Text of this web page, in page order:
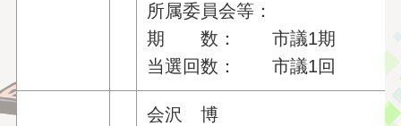
所属委員会等：
期 数： 市議1期
当選回数： 市議1回
会沢 博